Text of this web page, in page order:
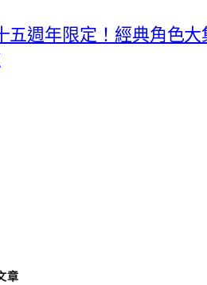
五週年限定！經典角色
章